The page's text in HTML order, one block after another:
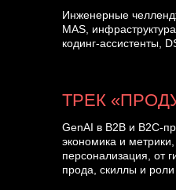
ТРЕК
GenAI в B2B и B2C-
экономика и
персонализация, от
прода, скиллы и
Инженерные
MAS,
кодинг-ассистенты,